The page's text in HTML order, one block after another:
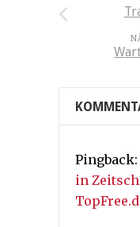
Pingback:
in